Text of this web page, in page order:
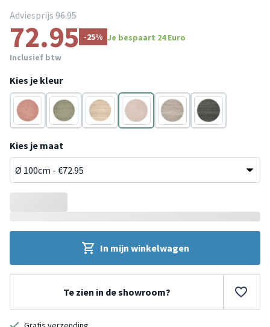
Adviesprijs 96.95
72.95 -25% Je bespaart 24 Euro
Inclusief btw
Kies je kleur
TerracottaDonkergroen
Taupe Roze Bruin
Antraciet
Kies je maat
In mijn winkelwagen
Te zien in de showroom?